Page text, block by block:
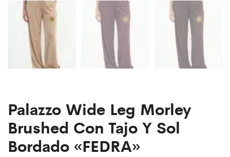
Palazzo Wide Leg Morley
Brushed Con Tajo Y Sol
Bordado «FEDRA»